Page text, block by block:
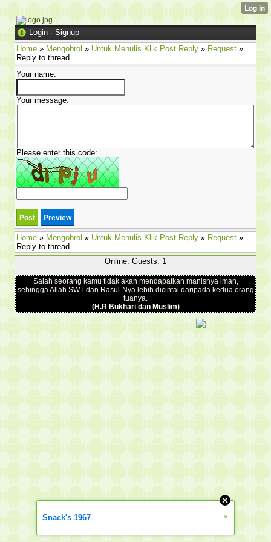
Login · Signup
Home » Mengobrol » Untuk Menulis Klik Post Reply » Request »
Reply to thread
Your name:
Your message:
Please enter this code:
Home » Mengobrol » Untuk Menulis Klik Post Reply » Request »
Reply to thread
Online: Guests: 1
Salah seorang kamu tidak akan mendapatkan manisnya iman,
sehingga Allah SWT dan Rasul-Nya lebih dicintai daripada kedua orang
tuanya.
(H.R Bukhari dan Muslim)
Snack's 1967 »